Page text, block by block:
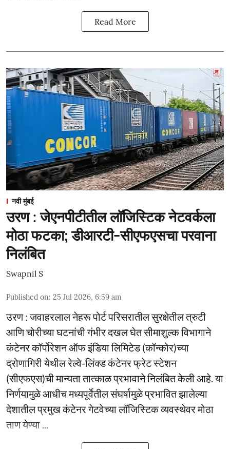
Read More
नवी मुंबई
उरण : जेएनपीटीतील लॉजिस्टिक नेटवर्कला
मोठा फटका; डीआरटी-सीएफएसचा परवाना
निलंबित
Swapnil S
Published on: 25 Jul 2026, 6:59 am
उरण : जवाहरलाल नेहरू पोर्ट परिसरातील सुरक्षेतील त्रुटी
आणि चोरीच्या घटनांची गंभीर दखल घेत सीमाशुल्क विभागाने
कंटेनर कॉर्पोरेशन ऑफ इंडिया लिमिटेड (कॉन्कोर)च्या
द्रोणागिरी येथील रेल्वे-लिंक्ड कंटेनर फ्रेट स्टेशन
(सीएफएस)ची मान्यता तात्काळ प्रभावाने निलंबित केली आहे. या
निर्णयामुळे आधीच मध्यपूर्वेतील संघर्षामुळे प्रभावित झालेल्या
देशातील प्रमुख कंटेनर गेटवेच्या लॉजिस्टिक व्यवस्थेवर मोठा
ताण येण्या ...